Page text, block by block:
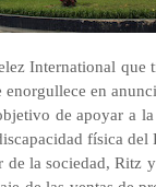
International que
en
de apoyar a
física del
la sociedad, Ritz